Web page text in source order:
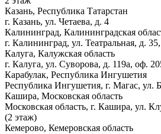
Казань, Республика Татарстан
г. Казань, ул. Четаева, д. 4
Калининград, Калининградская
г. Калининград, ул. Театральная, д.
Калуга, Калужская область
г. Калуга, ул. Суворова, д. 119а, оф.
Карабулак, Республика Ингушетия
Республика Ингушетия, г. Магас, ул.
Кашира, Московская область
Московская область, г. Кашира, ул.
(2 этаж)
Кемерово, Кемеровская область